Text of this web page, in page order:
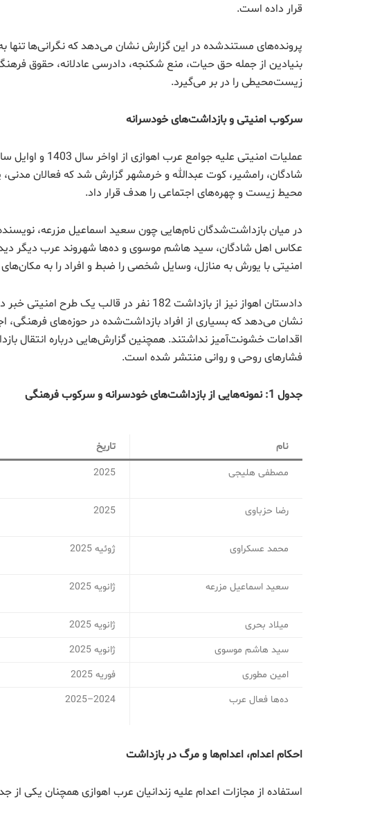
قرار داده است.
پرونده‌های مستندشده در این گزارش نشان می‌دهد که نگرانی‌ها
بنیادین از جمله حق حیات، منع شکنجه، دادرسی عادلانه، حقوق
زیست‌محیطی را در بر می‌گیرد.
سرکوب امنیتی و بازداشت‌های خودسرانه
شادگان، رامشیر، کوت عبدالله و خرمشهر گزارش شد که فعالان مدنی،
محیط زیست و چهره‌های اجتماعی را هدف قرار داد.
در میان بازداشت‌شدگان نام‌هایی چون سعید اسماعیل مزرعه،
عکاس اهل شادگان، سید هاشم موسوی و ده‌ها شهروند عرب دیگر
امنیتی با یورش به منازل، وسایل شخصی را ضبط و افراد را به مکان‌های
دادستان اهواز نیز از بازداشت 182 نفر در
نشان می‌دهد که بسیاری از افراد بازداشت‌شده در حوزه‌های فرهنگی،
اقدامات خشونت‌آمیز نداشتند. همچنین گزارش‌هایی درباره انتقال
فشارهای روحی و روانی منتشر شده است.
جدول 1: نمونه‌هایی از بازداشت‌های خودسرانه و سرکوب فرهنگی
نام تاریخ
مصطفی هلیجی
2025
رضا حزباوی
2025
محمد عسکراوی
ژوئیه 2025
سعید اسماعیل مزرعه
ژانویه 2025
میلاد بحری
ژانویه 2025
سید هاشم موسوی
ژانویه 2025
امین مطوری
فوریه 2025
ده‌ها فعال عرب
2024–2025
احکام اعدام، اعدام‌ها و مرگ در بازداشت
استفاده از مجازات اعدام علیه زندانیان عرب اهوازی همچنان یکی